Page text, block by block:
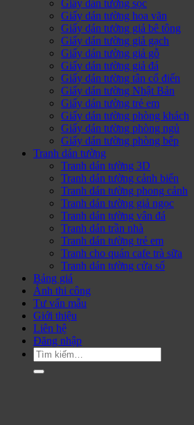
Giấy dán tường sọc
Giấy dán tường hoa văn
Giấy dán tưởng giả bê tông
Giấy dán tường giả gạch
Giấy dán tường giả gỗ
Giấy dán tường giả đá
Giấy dán tường tân cổ điển
Giấy dán tường Nhật Bản
Giấy dán tường trẻ em
Giấy dán tường phòng khách
Giấy dán tường phòng ngủ
Giấy dán tường phòng bếp
Tranh dán tường
Tranh dán tường 3D
Tranh dán tường cảnh biển
Tranh dán tường phong cảnh
Tranh dán tường giả ngọc
Tranh dán tường vân đá
Tranh dán trần nhà
Tranh dán tường trẻ em
Tranh cho quán cafe trà sữa
Tranh dán tường cửa sổ
Bảng giá
Ảnh thi công
Tư vấn mẫu
Giới thiệu
Liên hệ
Đăng nhập
Tìm
kiếm: